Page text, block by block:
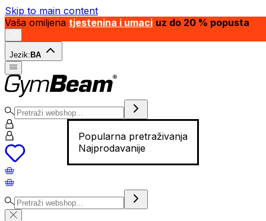
Skip to main content
Vaša omiljena tjestenina i umaci uz do 20 % popusta
Jezik: BA
Popularna pretraživanja
Najprodavanije